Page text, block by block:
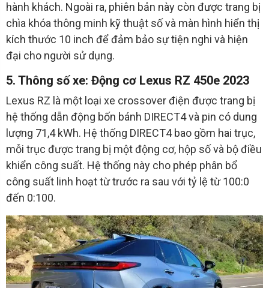
hành khách. Ngoài ra, phiên bản này còn được trang bị
chìa khóa thông minh kỹ thuật số và màn hình hiển thị
kích thước 10 inch để đảm bảo sự tiện nghi và hiện
đại cho người sử dụng.
5. Thông số xe: Động cơ Lexus RZ 450e 2023
Lexus RZ là một loại xe crossover điện được trang bị
hệ thống dẫn động bốn bánh DIRECT4 và pin có dung
lượng 71,4 kWh. Hệ thống DIRECT4 bao gồm hai trục,
mỗi trục được trang bị một động cơ, hộp số và bộ điều
khiển công suất. Hệ thống này cho phép phân bổ
công suất linh hoạt từ trước ra sau với tỷ lệ từ 100:0
đến 0:100.